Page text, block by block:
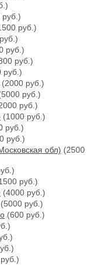
руб.)
руб.)
руб.)
руб.)
руб.)
(2000 руб.)
руб.)
руб.)
(1000 руб.)
руб.)
руб.)
обл) (2500
руб.)
(4000 руб.)
(5000 руб.)
(600 руб.)